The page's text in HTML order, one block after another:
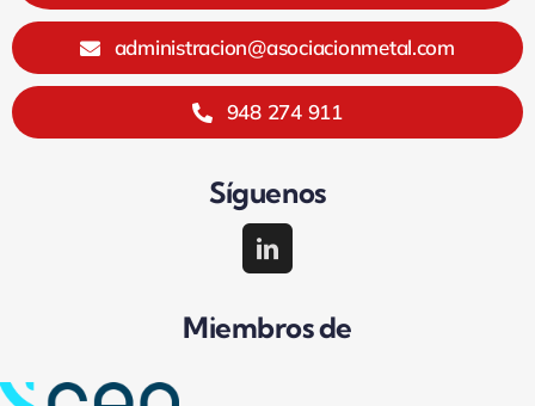
administracion@asociacionmetal.com
948 274 911
Síguenos
Miembros de